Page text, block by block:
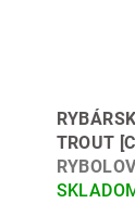
TROUT